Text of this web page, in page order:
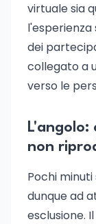
virtuale sia
l'esperienza
dei
collegato a
verso le
L'angolo:
non
Pochi
dunque ad
esclusione.